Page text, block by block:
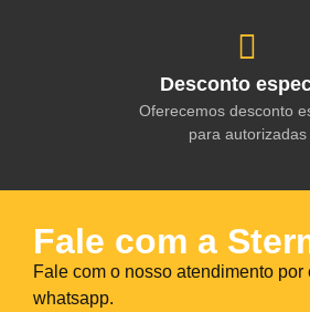
Desconto
Oferecemos desconto
para autorizadas
Fale com a
Fale com o nosso atendimento por
whatsapp.